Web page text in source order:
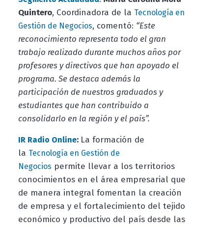
Quintero, Coordinadora de la Tecnología en
Gestión de Negocios, comentó: “Este
reconocimiento representa todo el gran
trabajo realizado durante muchos años por
profesores y directivos que han apoyado el
programa. Se destaca además la
participación de nuestros graduados y
estudiantes que han contribuido a
consolidarlo en la región y el país”.
IR Radio Online: La formación de
la Tecnología en Gestión de
Negocios permite llevar a los territorios
conocimientos en el área empresarial que
de manera integral fomentan la creación
de empresa y el fortalecimiento del tejido
económico y productivo del país desde las